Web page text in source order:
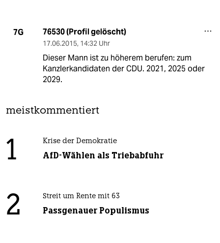
7G 76530 (Profil gelöscht)
17.06.2015, 14:32 Uhr
Dieser Mann ist zu höherem berufen: zum
Kanzlerkandidaten der CDU. 2021, 2025 oder
2029.
meistkommentiert
1 Krise der Demokratie
AfD-Wählen als Triebabfuhr
2 Streit um Rente mit 63
Passgenauer Populismus